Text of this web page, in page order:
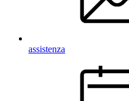
assistenza